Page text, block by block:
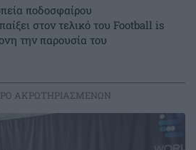
ποδοσφαίρου
στον τελικό του Football is
την παρουσία του
ΑΚΡΩΤΗΡΙΑΣΜΕΝΩΝ